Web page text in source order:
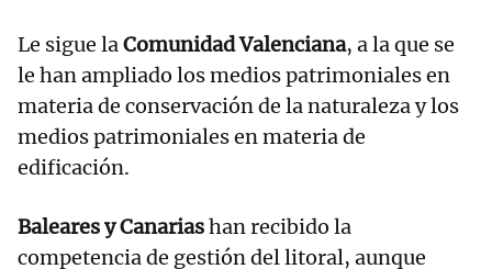
Le sigue laComunidad Valenciana, a la que se
le han ampliado los medios patrimoniales en
materia de conservación de la naturaleza y los
medios patrimoniales en materia de
edificación.
Baleares y Canariashan recibido la
competencia de gestión del litoral, aunque